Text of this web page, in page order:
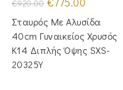
€920.00 price
was:
€920.00.
τιμή
είναι:
€775.00.
Σταυρός Με Αλυσίδα
40cm Γυναικείος Χρυσός
Κ14 Διπλής Όψης SXS-
20325Y